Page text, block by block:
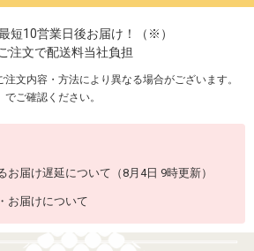
短10営業日後お届け！（※）
注文で配送料当社負担
文内容・方法により異なる場合がございます。
でご確認ください。
お届け遅延について（8月4日 9時更新）
お届けについて